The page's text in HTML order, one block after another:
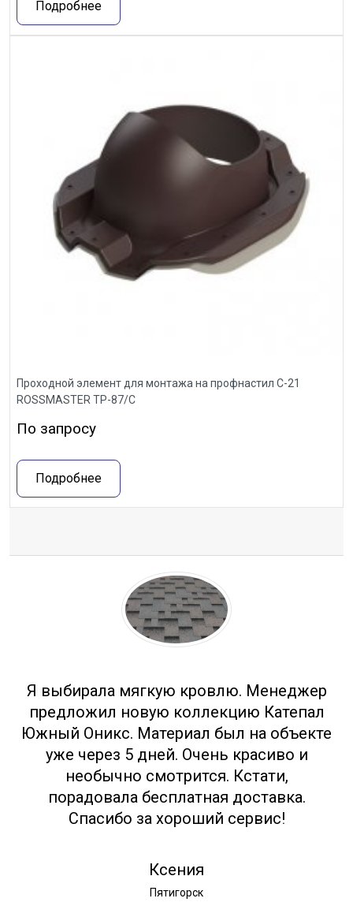
Подробнее
Проходной элемент для монтажа на профнастил С-21
ROSSMASTER ТР-87/С
По запросу
Подробнее
Я выбирала мягкую кровлю. Менеджер
предложил новую коллекцию Катепал
Южный Оникс. Материал был на объекте
уже через 5 дней. Очень красиво и
необычно смотрится. Кстати,
порадовала бесплатная доставка.
Спасибо за хороший сервис!
Ксения
Пятигорск